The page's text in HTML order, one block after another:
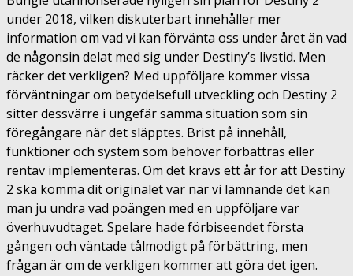
under 2018, vilken diskuterbart innehåller mer
information om vad vi kan förvänta oss under året än vad
de någonsin delat med sig under Destiny’s livstid. Men
räcker det verkligen? Med uppföljare kommer vissa
förväntningar om betydelsefull utveckling och Destiny 2
sitter dessvärre i ungefär samma situation som sin
föregångare när det släpptes. Brist på innehåll,
funktioner och system som behöver förbättras eller
rentav implementeras. Om det krävs ett år för att Destiny
2 ska komma dit originalet var när vi lämnande det kan
man ju undra vad poängen med en uppföljare var
överhuvudtaget. Spelare hade förbiseendet första
gången och väntade tålmodigt på förbättring, men
frågan är om de verkligen kommer att göra det igen.